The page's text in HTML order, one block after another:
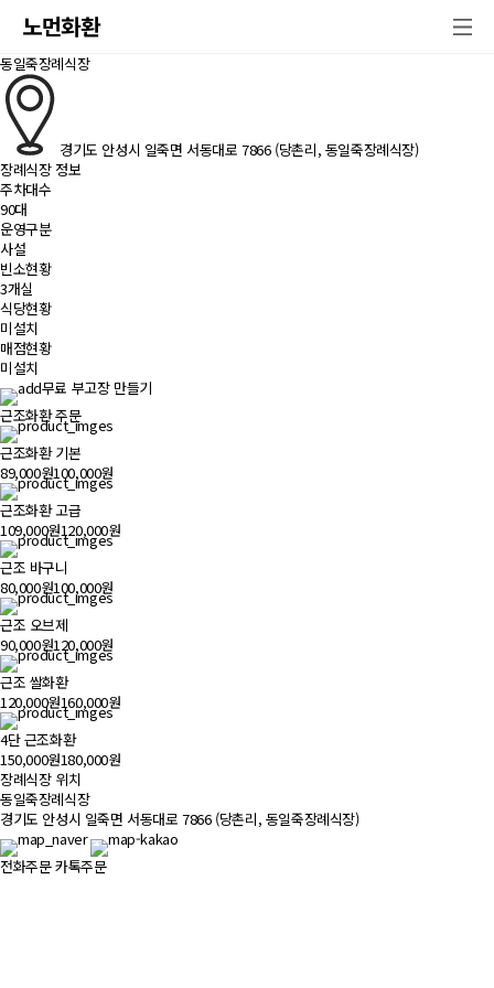
노먼화환
동일죽장례식장
경기도 안성시 일죽면 서동대로 7866 (당촌리, 동일죽장례식장)
장례식장 정보
주차대수
90대
운영구분
사설
빈소현황
3개실
식당현황
미설치
매점현황
미설치
무료 부고장 만들기
근조화환 주문
근조화환 기본
89,000원100,000원
근조화환 고급
109,000원120,000원
근조 바구니
80,000원100,000원
근조 오브제
90,000원120,000원
근조 쌀화환
120,000원160,000원
4단 근조화환
150,000원180,000원
장례식장 위치500m
동일죽장례식장
경기도 안성시 일죽면 서동대로 7866 (당촌리, 동일죽장례식장)
전화주문카톡주문